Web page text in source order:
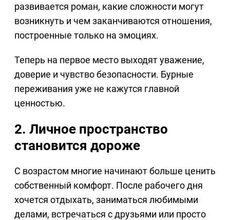
развивается роман, какие сложности могут
возникнуть и чем заканчиваются отношения,
построенные только на эмоциях.
Теперь на первое место выходят уважение,
доверие и чувство безопасности. Бурные
переживания уже не кажутся главной
ценностью.
2. Личное пространство
становится дороже
С возрастом многие начинают больше ценить
собственный комфорт. После рабочего дня
хочется отдыхать, заниматься любимыми
делами, встречаться с друзьями или просто